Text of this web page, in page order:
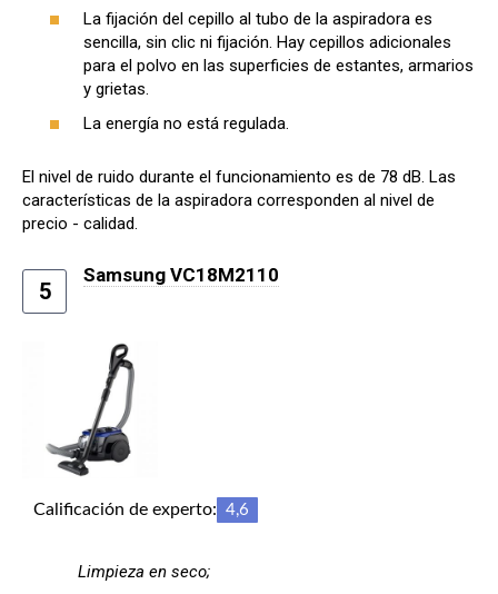
La fijación del cepillo al tubo de la aspiradora es
sencilla, sin clic ni fijación. Hay cepillos adicionales
para el polvo en las superficies de estantes, armarios
y grietas.
La energía no está regulada.
El nivel de ruido durante el funcionamiento es de 78 dB. Las
características de la aspiradora corresponden al nivel de
precio - calidad.
5
Samsung VC18M2110
Calificación de experto: 4,6
Limpieza en seco;